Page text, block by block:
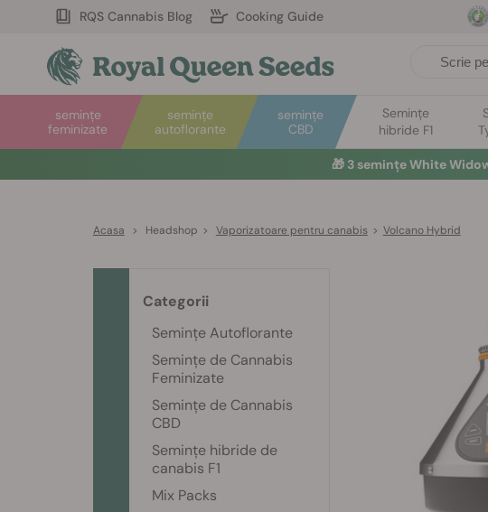
RQS Cannabis Blog Cooking Guide
semințe
autoflorante
semințe
feminizate
semințe
CBD
Semințe
hibride F1
🎁 3 semințe White
Acasa > Headshop > Vaporizatoare pentru canabis > Volcano Hybrid
Categorii
Semințe Autoflorante
Semințe de Cannabis
Feminizate
Semințe de Cannabis
CBD
Semințe hibride de
canabis F1
Mix Packs